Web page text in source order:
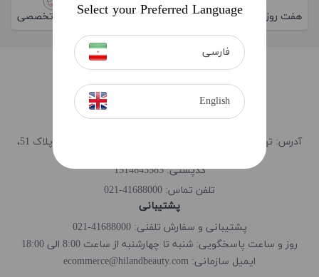
هفت روز ضمانت بازگشت کالا مشاوره تخصصی
فروشـگاه
آدرس: تهران، میدان آرژانتین، ابتدای احمد قصیر (بخارست)، پلاک 51،
کدپستی: 1514843583
تلفن تماس: 41688000-021
پشتیبانی
پشتیبانی و سفارش تلفنی: 41688000-021
روز و ساعت پاسخگویی: شنبه تا چهارشنبه از ساعت 8:00 الی 18:00
ایمیل سازمانی: ecommerce@hilandbeauty.com
Select your Preferred Language
فارسی
English